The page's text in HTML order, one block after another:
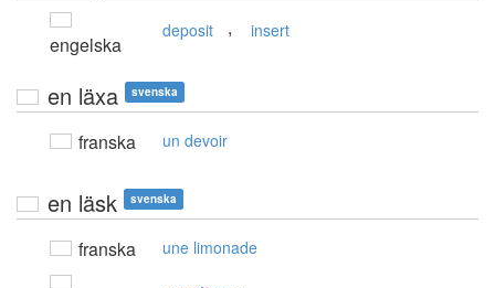
engelska
deposit , insert
en läxa svenska
franska un devoir
en läsk svenska
franska une limonade